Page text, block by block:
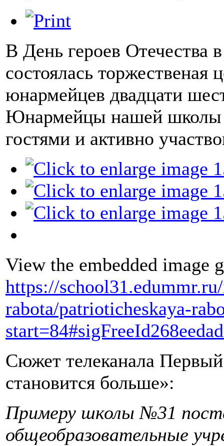
В День героев
состоялась
юнармейцев двадцати
Юнармейцы нашей школы
гостями и активно
View the embedded image
https://
rabota/patrioticheskaya-
Сюжет телеканала
становится больше»:
Примеру школы №31
общеобразовательные